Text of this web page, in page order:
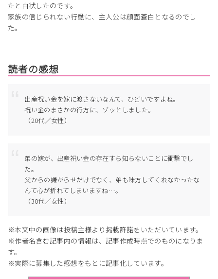
たと白状したのです。
家族の信じられない行動に、主人公は顔面蒼白となるのでし
た。
読者の感想
出産祝い金を嫁に渡さないなんて、ひどいですよね。
祝い金のまさかの行方に、ゾッとしました。
（20代／女性）
弟の嫁が、出産祝い金の存在すら知らないことに衝撃でし
た。
父からの嫌がらせだけでなく、弟も味方してくれなかったな
んて心が折れてしまいますね…。
（30代／女性）
※本文中の画像は投稿主様より掲載許諾をいただいています。
※作者名含む記事内の情報は、記事作成時点でのものになりま
す。
※実際に募集した感想をもとに記事化しています。